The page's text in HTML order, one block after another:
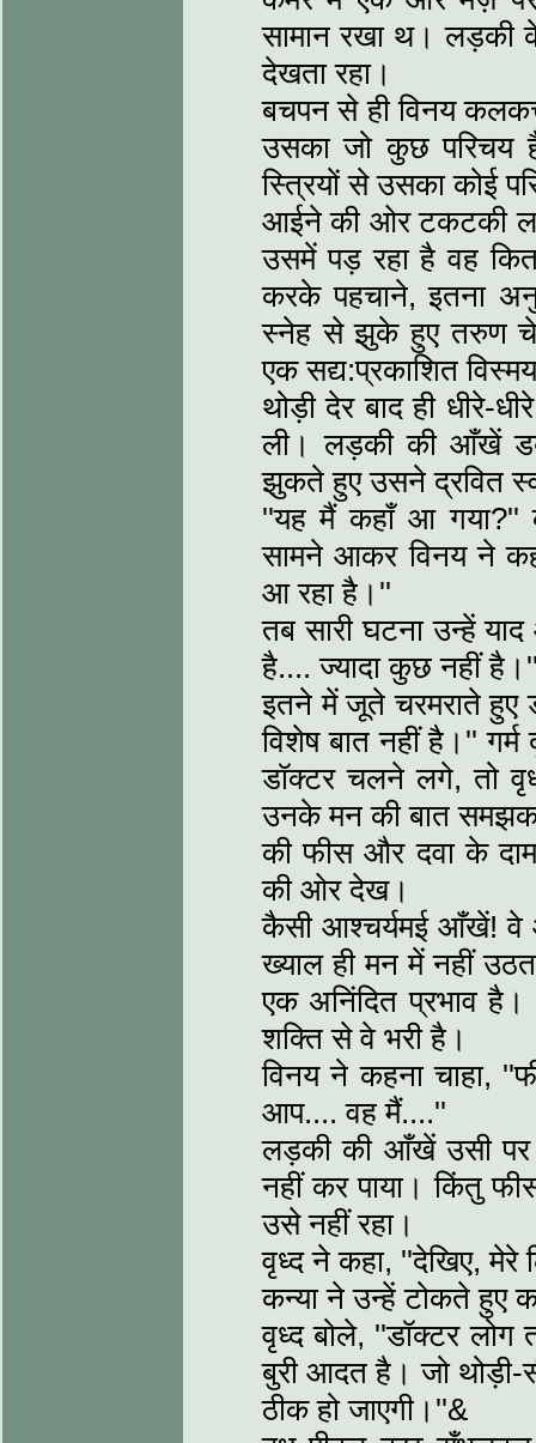
सामान रखा थ। लड़की
देखता रहा।
बचपन से ही विनय
उसका जो कुछ परिचय
स्त्रियों से उसका कोई
आईने की ओर टकटकी
उसमें पड़ रहा है वह
करके पहचाने, इतना
स्नेह से झुके हुए तरुण
एक सद्य:प्रकाशित
थोड़ी देर बाद ही
ली। लड़की की आँखें
झुकते हुए उसने द्रवित
''यह मैं कहाँ आ गया?''
सामने आकर विनय ने
आ रहा है।''
तब सारी घटना उन्हें
है.... ज्यादा कुछ नहीं
इतने में जूते चरमराते हुए
विशेष बात नहीं है।''
डॉक्टर चलने लगे, तो
उनके मन की बात
की फीस और दवा के
की ओर देख।
कैसी आश्चर्यमई आँखें! वे
ख्याल ही मन में नहीं
एक अनिंदित प्रभाव
शक्ति से वे भरी है।
विनय ने कहना चाहा,
आप.... वह मैं....''
लड़की की आँखें उसी पर
नहीं कर पाया। किंतु
उसे नहीं रहा।
वृध्द ने कहा, ''देखिए, मेरे
कन्या ने उन्हें टोकते हुए
वृध्द बोले, ''डॉक्टर
बुरी आदत है। जो थोड़ी-
ठीक हो जाएगी।''&